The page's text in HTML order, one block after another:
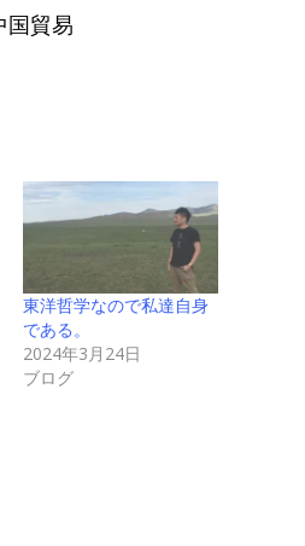
貿易
東洋哲学なので私達自身
である。
2024年3月24日
ブログ